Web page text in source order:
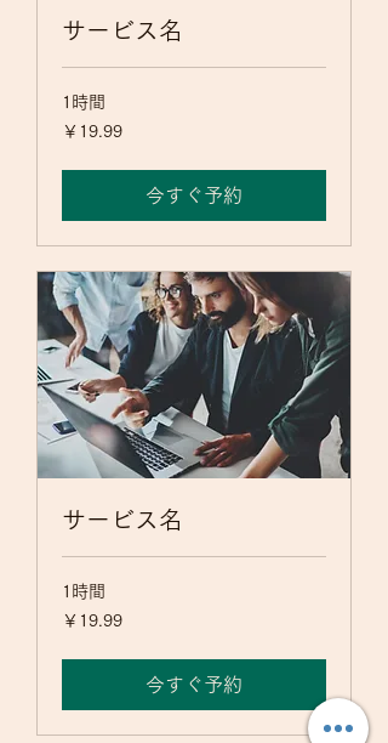
サービス名
1時間
19.99
円
￥19.99
今すぐ予約
サービス名
1時間
19.99
円
￥19.99
今すぐ予約